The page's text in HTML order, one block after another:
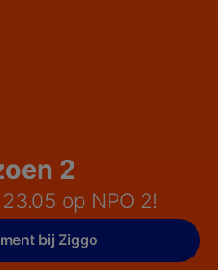
2
op NPO 2!
bij Ziggo